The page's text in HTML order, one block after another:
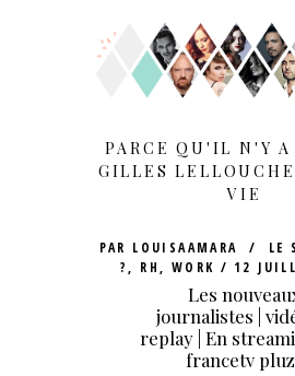
PARCE QU'IL N'Y A
GILLES
VIE
PAR LOUISAAMARA
LE
?, RH, WORK 12
Les
journalistes |
replay | En
francetv